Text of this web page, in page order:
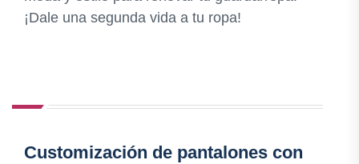
¡Dale una segunda vida a tu ropa!
Customización de pantalones con